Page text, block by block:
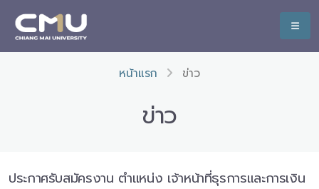
หน้าแรก ข่าว
ข่าว
ประกาศรับสมัครงาน ตำแหน่ง เจ้าหน้าที่ธุรการและการเงิน